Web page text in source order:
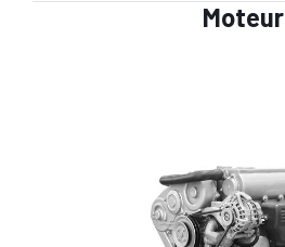
Moteur